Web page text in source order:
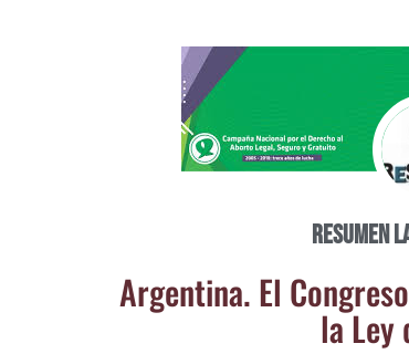
Resumen
Argen­ti­na. El
la Ley